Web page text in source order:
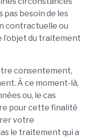
pas besoin de les
contractuelle ou
l’objet du traitement
consentement,
À ce moment-là,
ou, le cas
pour cette finalité
votre
le traitement qui a